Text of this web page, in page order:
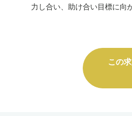
力し合い、助け合い目標に向
この